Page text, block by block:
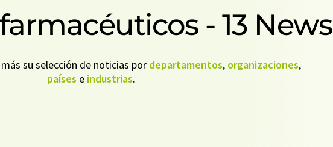
- 13 News
su selección de noticias por departamentos, organizaciones,
países e industrias.